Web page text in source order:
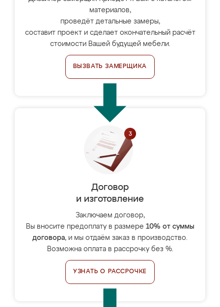
материалов,
проведёт детальные замеры,
составит проект и сделает окончательный расчёт
стоимости Вашей будущей мебели.
ВЫЗВАТЬ ЗАМЕРЩИКА
Договор
и изготовление
Заключаем договор,
Вы вносите предоплату в размере 10% от суммы
договора, и мы отдаём заказ в производство.
Возможна оплата в рассрочку без %.
УЗНАТЬ О РАССРОЧКЕ